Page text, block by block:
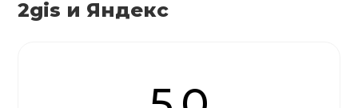
2gis и Яндекс